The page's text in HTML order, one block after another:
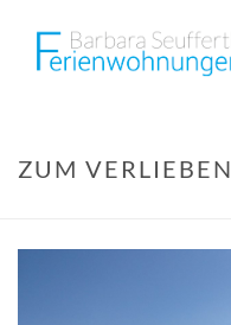
ZUM VERLIEBEN